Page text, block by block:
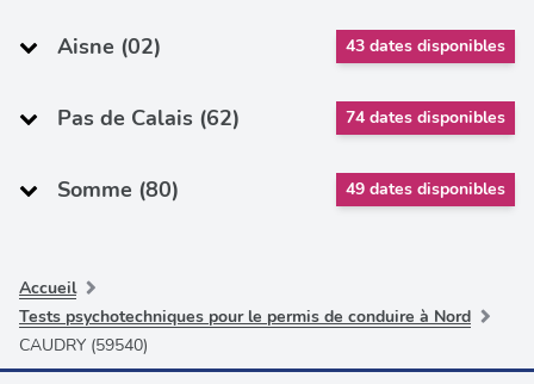
Aisne (02) 43 dates disponibles
Pas de Calais (62) 74 dates disponibles
Somme (80) 49 dates disponibles
Accueil
Tests psychotechniques pour le permis de conduire à Nord
CAUDRY (59540)